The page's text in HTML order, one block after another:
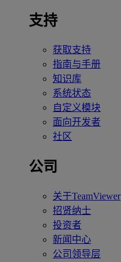
支持
获取支持
指南与手册
知识库
系统状态
自定义模块
面向开发者
社区
公司
关于TeamViewer
招贤纳士
投资者
新闻中心
公司领导层